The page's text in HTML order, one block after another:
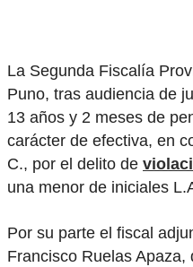
La Segunda Fiscalía
Puno, tras audiencia de
13 años y 2 meses de
carácter de efectiva, en
C., por el delito de
una menor de iniciales
Por su parte el fiscal
Francisco Ruelas